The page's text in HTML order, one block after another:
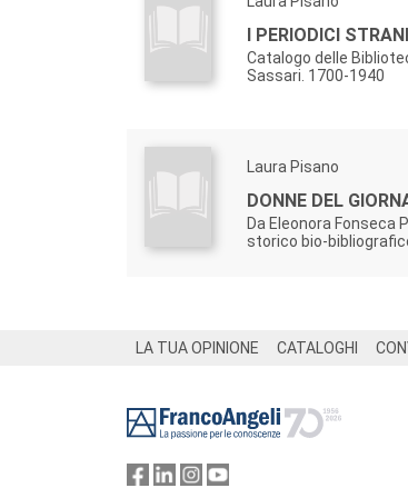
I PERIODICI
Catalogo delle
Sassari. 1700-1940
Laura Pisano
DONNE DEL
Da Eleonora Fonseca
storico bio-
LA TUA OPINIONE CATALOGHI